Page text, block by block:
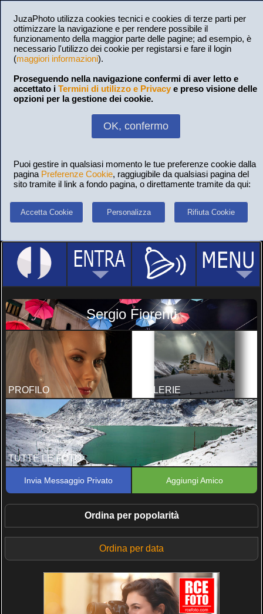
JuzaPhoto utilizza cookies tecnici e cookies di terze parti per
ottimizzare la navigazione e per rendere possibile il
funzionamento della maggior parte delle pagine; ad esempio, è
necessario l'utilizzo dei cookie per registarsi e fare il login
(maggiori informazioni).
Proseguendo nella navigazione confermi di aver letto e
accettato i Termini di utilizzo e Privacy e preso visione delle
opzioni per la gestione dei cookie.
OK, confermo
Puoi gestire in qualsiasi momento le tue preferenze cookie dalla
pagina Preferenze Cookie, raggiugibile da qualsiasi pagina del
sito tramite il link a fondo pagina, o direttamente tramite da qui:
Accetta Cookie Personalizza Rifiuta Cookie
Sergio Fiorenti
PROFILO GALLERIE
TUTTE LE FOTO
Invia Messaggio Privato Aggiungi Amico
Ordina per popolarità
Ordina per data